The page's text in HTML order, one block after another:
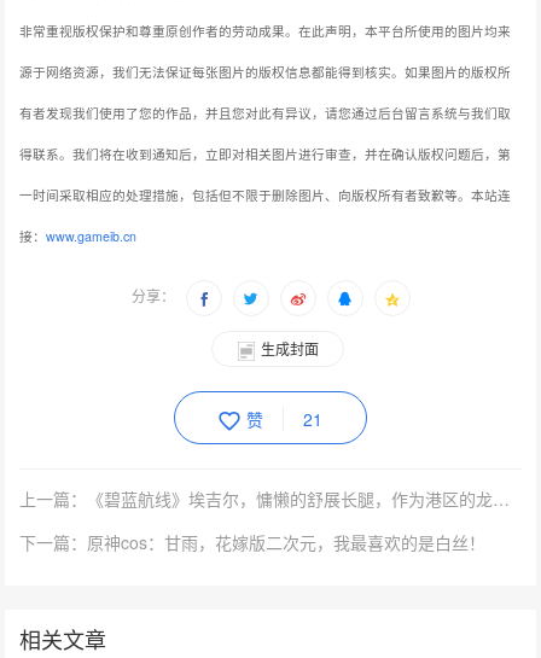
非常重视版权保护和尊重原创作者的劳动成果。在此声明，本平台所使用的图片均来
源于网络资源，我们无法保证每张图片的版权信息都能得到核实。如果图片的版权所
有者发现我们使用了您的作品，并且您对此有异议，请您通过后台留言系统与我们取
得联系。我们将在收到通知后，立即对相关图片进行审查，并在确认版权问题后，第
一时间采取相应的处理措施，包括但不限于删除图片、向版权所有者致歉等。本站连
接：www.gameib.cn
分享：
生成封面
赞 21
上一篇：《碧蓝航线》埃吉尔，慵懒的舒展长腿，作为港区的龙女仆
下一篇：原神cos：甘雨，花嫁版二次元，我最喜欢的是白丝！
相关文章